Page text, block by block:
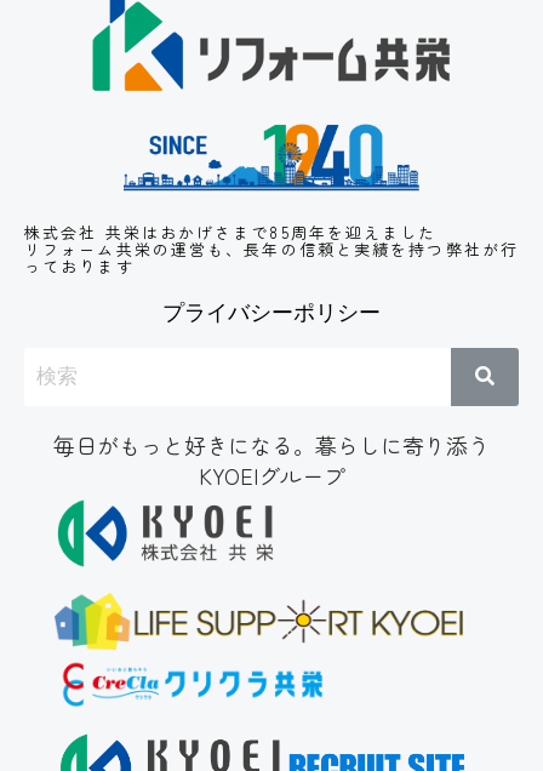
株式会社 共栄はおかげさまで85周年を迎えました
リフォーム共栄の運営も、長年の信頼と実績を持つ弊社が行
っております
プライバシーポリシー
毎日がもっと好きになる。暮らしに寄り添う
KYOEIグループ